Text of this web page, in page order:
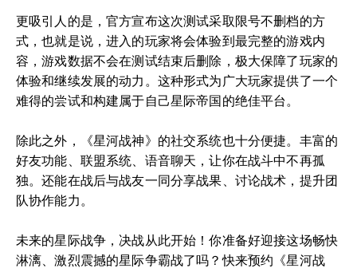
更吸引人的是，官方宣布这次测试采取限号不删档的方
式，也就是说，进入的玩家将会体验到最完整的游戏内
容，游戏数据不会在测试结束后删除，极大保障了玩家的
体验和继续发展的动力。这种形式为广大玩家提供了一个
难得的尝试和构建属于自己星际帝国的绝佳平台。
除此之外，《星河战神》的社交系统也十分便捷。丰富的
好友功能、联盟系统、语音聊天，让你在战斗中不再孤
独。还能在战后与战友一同分享战果、讨论战术，提升团
队协作能力。
未来的星际战争，决战从此开始！你准备好迎接这场畅快
淋漓、激烈震撼的星际争霸战了吗？快来预约《星河战